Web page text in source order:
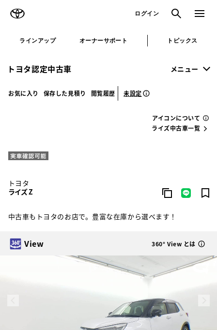
ログイン 検索 メニュ
ラインアップ オーナーサポート トピックス
トヨタ認定中古車 メニュー
お気に入り 保存した見積り 閲覧履歴 未設定
アイコンについて
ライズ中古車一覧
トヨタ
ライズ Z
中古車もトヨタのお店で。豊富な在庫から選べます！
View 360° View とは